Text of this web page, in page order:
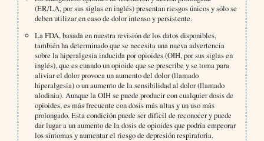
(ER/LA, por sus siglas en inglés) presentan riesgos únicos y sólo se
deben utilizar en caso de dolor intenso y persistente.
La FDA, basada en nuestra revisión de los datos disponibles,
también ha determinado que se necesita una nueva advertencia
sobre la hiperalgesia inducida por opioides (OIH, por sus siglas en
inglés), que es cuando un opioide que se prescribe y se toma para
aliviar el dolor provoca un aumento del dolor (llamado
hiperalgesia) o un aumento de la sensibilidad al dolor (llamado
alodinia). Aunque la OIH se puede producir con cualquier dosis de
opioides, es más frecuente con dosis más altas y un uso más
prolongado. Esta condición puede ser difícil de reconocer y puede
dar lugar a un aumento de la dosis de opioides que podría empeorar
los síntomas y aumentar el riesgo de depresión respiratoria.